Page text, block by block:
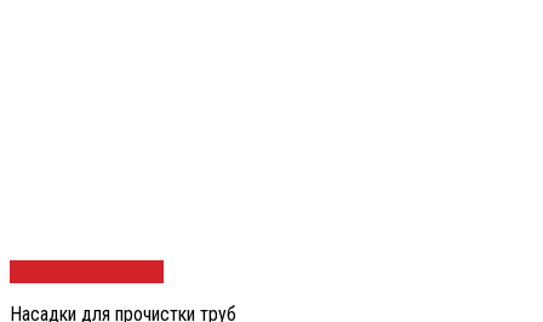
Насадки для прочистки труб